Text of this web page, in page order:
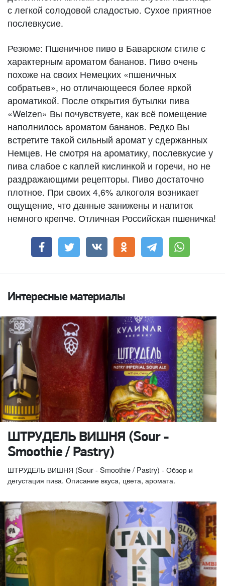
с легкой солодовой сладостью. Сухое приятное
послевкусие.
Резюме: Пшеничное пиво в Баварском стиле с
характерным ароматом бананов. Пиво очень
похоже на своих Немецких «пшеничных
собратьев», но отличающееся более яркой
ароматикой. После открытия бутылки пива
«Weizen» Вы почувствуете, как всё помещение
наполнилось ароматом бананов. Редко Вы
встретите такой сильный аромат у сдержанных
Немцев. Не смотря на ароматику, послевкусие у
пива слабое с каплей кислинкой и горечи, но не
раздражающими рецепторы. Пиво достаточно
плотное. При своих 4,6% алкоголя возникает
ощущение, что данные занижены и напиток
немного крепче. Отличная Российская пшеничка!
Интересные материалы
ШТРУДЕЛЬ ВИШНЯ (Sour -
Smoothie / Pastry)
ШТРУДЕЛЬ ВИШНЯ (Sour - Smoothie / Pastry) - Обзор и
дегустация пива. Описание вкуса, цвета, аромата.